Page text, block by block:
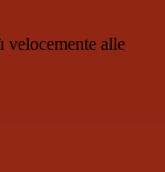
velocemente alle